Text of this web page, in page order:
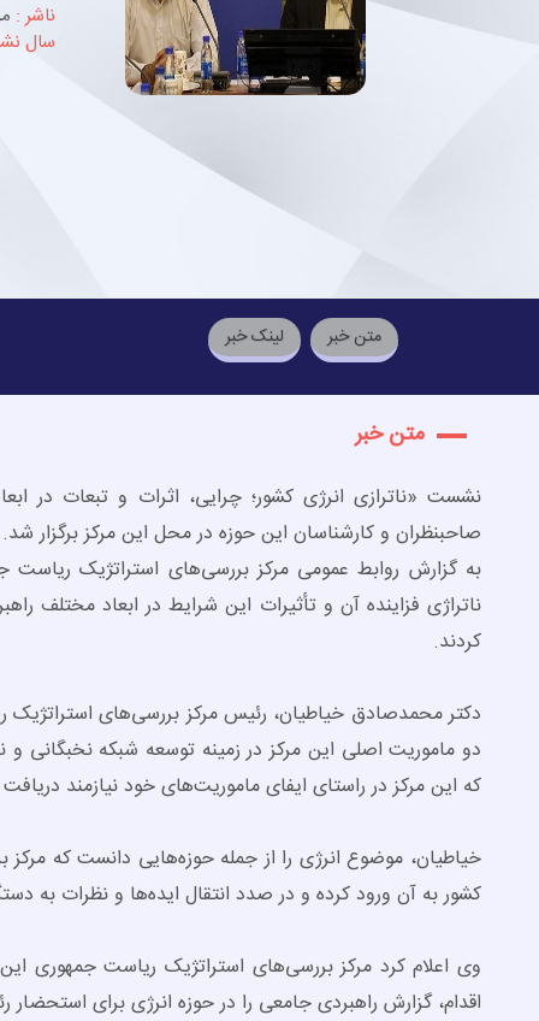
ناشر :
سال
متن خبر لینک خبر
متن خبر
نشست «ناترازی انرژی کشور؛ چرایی، اثرات و تبعات در
صاحبنظران و کارشناسان این حوزه در محل این مرکز برگزار شد.
به گزارش روابط عمومی مرکز بررسی‌های استراتژیک
ناتراژی فزاینده آن و تأثیرات این شرایط در ابعاد مختلف
کردند.
دکتر محمدصادق خیاطیان، رئیس مرکز بررسی‌های
دو ماموریت اصلی این مرکز در زمینه توسعه شبکه نخبگانی
که این مرکز در راستای ایفای ماموریت‌های خود نیازمند
خیاطیان، موضوع انرژی را از جمله حوزه‌هایی دانست که
کشور به آن ورود کرده و در صدد انتقال ایده‌ها و نظرات به
وی اعلام کرد مرکز بررسی‌های استراتژیک ریاست جمهوری
اقدام، گزارش راهبردی جامعی را در حوزه انرژی برای استحضار